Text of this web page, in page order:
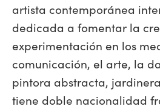
artista contemporánea
dedicada a fomentar la
experimentación en los
comunicación, el arte, la
pintora abstracta,
tiene doble nacionalidad